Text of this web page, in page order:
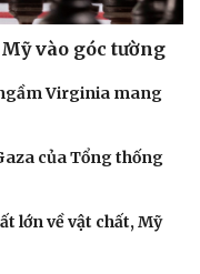
vào góc tường
Virginia mang
của Tổng thống
lớn về vật chất, Mỹ